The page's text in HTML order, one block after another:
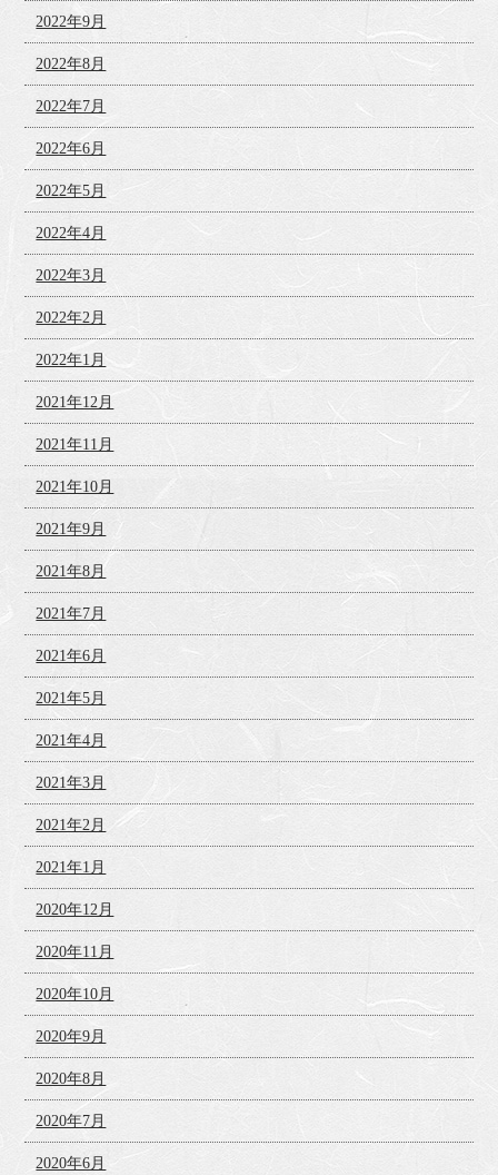
2022年9月
2022年8月
2022年7月
2022年6月
2022年5月
2022年4月
2022年3月
2022年2月
2022年1月
2021年12月
2021年11月
2021年10月
2021年9月
2021年8月
2021年7月
2021年6月
2021年5月
2021年4月
2021年3月
2021年2月
2021年1月
2020年12月
2020年11月
2020年10月
2020年9月
2020年8月
2020年7月
2020年6月